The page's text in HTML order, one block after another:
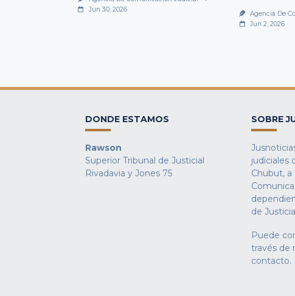
Jun 30, 2026
Agencia De
Jun 2, 2026
DONDE ESTAMOS
Rawson
Superior Tribunal de Justicial
Rivadavia y Jones 75
SOBRE
judiciales
Chubut,
de
Puede
través de
contacto.